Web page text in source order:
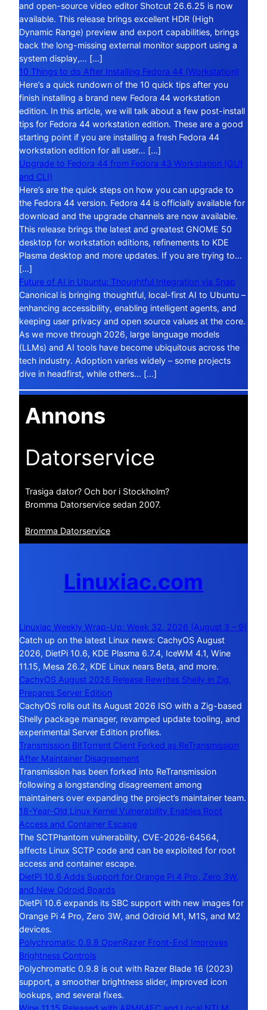
and open-source video editor Shotcut 26.6.25 is now
available. This release brings excellent HDR (High
Dynamic Range) preview and export capabilities, brings
back the long-missing external monitor support using a
system display,… […]
10 Things to do After Installing Fedora 44 (Workstation)
Here’s a quick rundown of the 10 quick tips after you
finish installing a brand new Fedora 44 workstation
edition. In this article, we will talk about a few post-install
tips for Fedora 44 workstation edition. These are a good
starting point if you are installing a fresh Fedora 44
workstation edition for all user… […]
Upgrade to Fedora 44 from Fedora 43 Workstation (GUI
and CLI)
Here’s are the quick steps on how you can upgrade to
the Fedora 44 version. Fedora 44 is officially available for
download and the upgrade channels are now available.
This release brings the latest and greatest GNOME 50
desktop for workstation editions, refinements to KDE
Plasma desktop and more updates. If you are trying to…
[…]
Future of AI in Ubuntu: Thoughtful Integration via Snap
Canonical is bringing thoughtful, local-first AI to Ubuntu –
enhancing accessibility, enabling intelligent agents, and
keeping user privacy and open source values at the core.
As we move through 2026, large language models
(LLMs) and AI tools have become ubiquitous across the
tech industry. Adoption varies widely – some projects
dive in headfirst, while others… […]
Annons
Datorservice
Trasiga dator? Och bor i Stockholm?
Bromma Datorservice sedan 2007.
Bromma Datorservice
Linuxiac.com
Linuxiac Weekly Wrap-Up: Week 32, 2026 (August 3 – 9)
Catch up on the latest Linux news: CachyOS August
2026, DietPi 10.6, KDE Plasma 6.7.4, IceWM 4.1, Wine
11.15, Mesa 26.2, KDE Linux nears Beta, and more.
CachyOS August 2026 Release Rewrites Shelly in Zig,
Prepares Server Edition
CachyOS rolls out its August 2026 ISO with a Zig-based
Shelly package manager, revamped update tooling, and
experimental Server Edition profiles.
Transmission BitTorrent Client Forked as ReTransmission
After Maintainer Disagreement
Transmission has been forked into ReTransmission
following a longstanding disagreement among
maintainers over expanding the project’s maintainer team.
18-Year-Old Linux Kernel Vulnerability Enables Root
Access and Container Escape
The SCTPhantom vulnerability, CVE-2026-64564,
affects Linux SCTP code and can be exploited for root
access and container escape.
DietPi 10.6 Adds Support for Orange Pi 4 Pro, Zero 3W,
and New Odroid Boards
DietPi 10.6 expands its SBC support with new images for
Orange Pi 4 Pro, Zero 3W, and Odroid M1, M1S, and M2
devices.
Polychromatic 0.9.8 OpenRazer Front-End Improves
Brightness Controls
Polychromatic 0.9.8 is out with Razer Blade 16 (2023)
support, a smoother brightness slider, improved icon
lookups, and several fixes.